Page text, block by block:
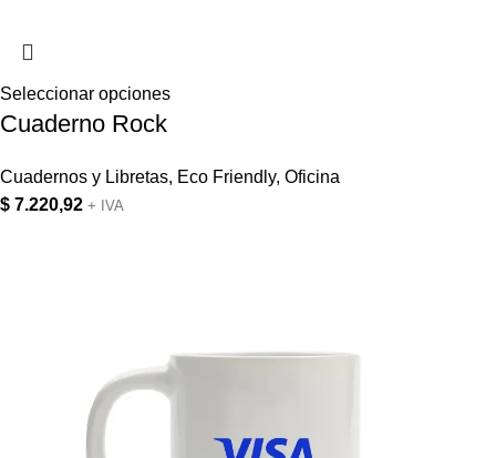
Seleccionar opciones
Cuaderno Rock
Cuadernos y Libretas, Eco Friendly, Oficina
$ 7.220,92 + IVA